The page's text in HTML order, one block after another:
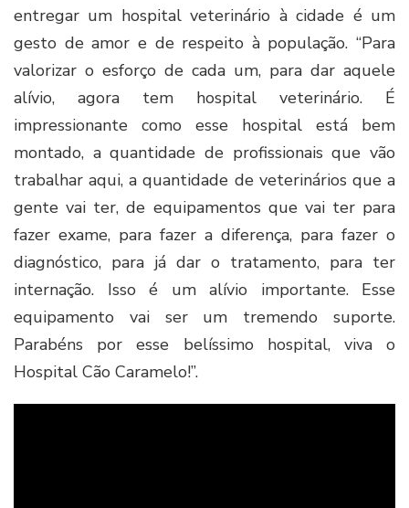
entregar um hospital veterinário à cidade é um
gesto de amor e de respeito à população. “Para
valorizar o esforço de cada um, para dar aquele
alívio, agora tem hospital veterinário. É
impressionante como esse hospital está bem
montado, a quantidade de profissionais que vão
trabalhar aqui, a quantidade de veterinários que a
gente vai ter, de equipamentos que vai ter para
fazer exame, para fazer a diferença, para fazer o
diagnóstico, para já dar o tratamento, para ter
internação. Isso é um alívio importante. Esse
equipamento vai ser um tremendo suporte.
Parabéns por esse belíssimo hospital, viva o
Hospital Cão Caramelo!”.